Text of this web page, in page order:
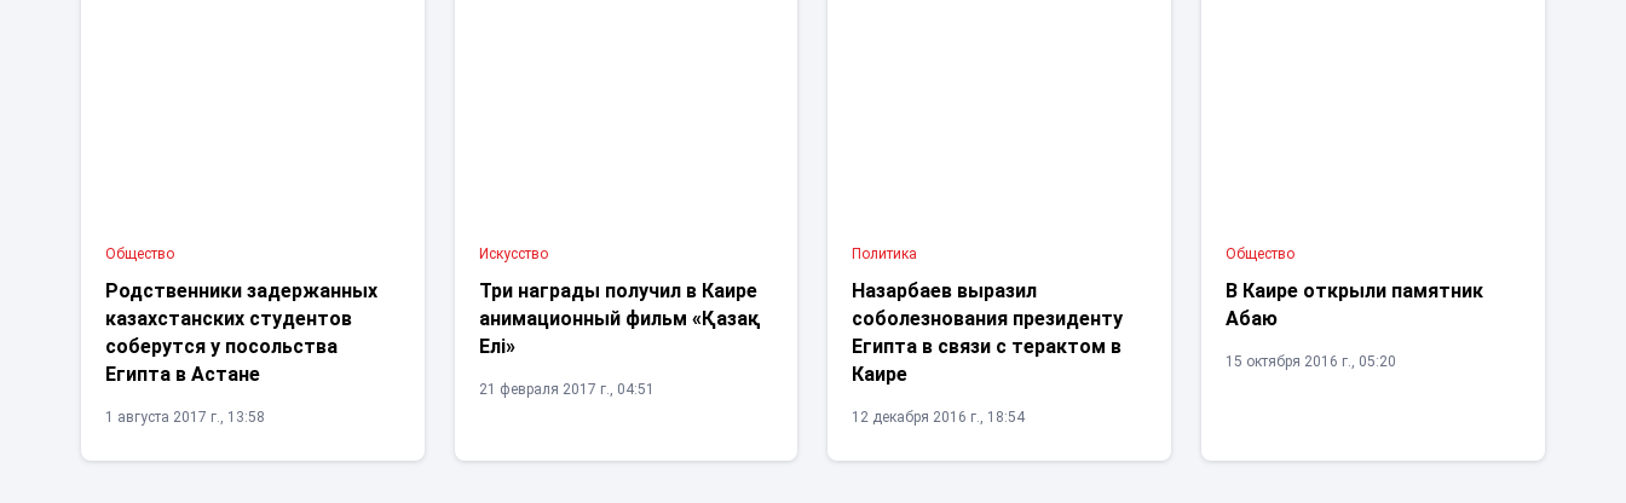
Общество
Родственники задержанных
казахстанских студентов
соберутся у посольства
Египта в Астане
1 августа 2017 г., 13:58
Искусство
Три награды получил в Каире
анимационный фильм «Қазақ
Елі»
21 февраля 2017 г., 04:51
Политика
Назарбаев выразил
соболезнования президенту
Египта в связи с терактом в
Каире
12 декабря 2016 г., 18:54
Общество
В Каире открыли памятник
Абаю
15 октября 2016 г., 05:20